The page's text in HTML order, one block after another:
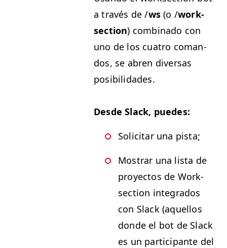
a través de /ws (o /work­
sec­tion) com­bi­na­do con
uno de los cua­tro coman­
dos, se abren diver­sas
posibilidades.
Des­de Slack, puedes:
Solic­i­tar una pista;
Mostrar una lista de
proyec­tos de Work­
sec­tion inte­gra­dos
con Slack (aque­l­los
donde el bot de Slack
es un par­tic­i­pante del